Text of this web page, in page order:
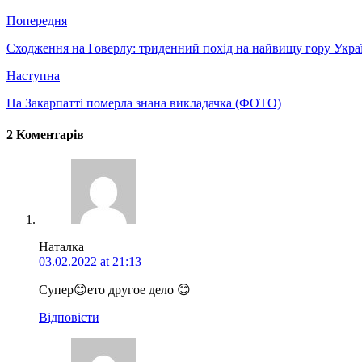
Попередня
Сходження на Говерлу: триденний похід на найвищу гору
Наступна
На Закарпатті померла знана викладачка (ФОТО)
2 Коментарів
Наталка
03.02.2022 at 21:13
Супер😊ето другое дело 😊
Відповіcти